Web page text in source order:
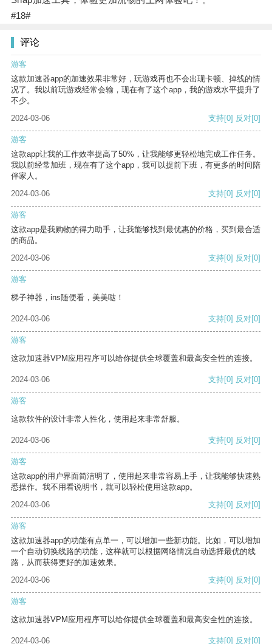
#18#
评论
游客
这款加速器app的加速效果非常好，玩游戏再也不会出现卡顿、掉线的情
况了。我以前玩游戏经常会输，现在有了这个app，我的游戏水平提升了
不少。
2024-03-06
支持[0] 反对[0]
游客
这款app让我的工作效率提高了50%，让我能够更轻松地完成工作任务。
我以前经常加班，现在有了这个app，我可以提前下班，有更多的时间陪
伴家人。
2024-03-06
支持[0] 反对[0]
游客
这款app是我购物的得力助手，让我能够找到最优惠的价格，买到最合适
的商品。
2024-03-06
支持[0] 反对[0]
游客
梯子神器，ins随便看，美美哒！
2024-03-06 支持[0] 反对[0]
游客
这款加速器VPM应用程序可以给你提供全球覆盖和最高安全性的连接。
2024-03-06 支持[0] 反对[0]
游客
这款软件的设计非常人性化，使用起来非常舒服。
2024-03-06 支持[0] 反对[0]
游客
这款app的用户界面简洁明了，使用起来非常容易上手，让我能够快速熟
悉操作。我不用看说明书，就可以轻松使用这款app。
2024-03-06
支持[0] 反对[0]
游客
这款加速器app的功能有点单一，可以增加一些新功能。比如，可以增加
一个自动切换线路的功能，这样就可以根据网络情况自动选择最优的线
路，从而获得更好的加速效果。
2024-03-06
支持[0] 反对[0]
游客
这款加速器VPM应用程序可以给你提供全球覆盖和最高安全性的连接。
2024-03-06 支持[0] 反对[0]